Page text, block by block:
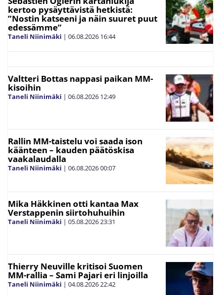
kertoo pysäyttävistä hetkistä:
”Nostin katseeni ja näin suuret puut
edessämme”
Taneli Niinimäki | 06.08.2026 16:44
Valtteri Bottas nappasi paikan MM-
kisoihin
Taneli Niinimäki | 06.08.2026 12:49
Rallin MM-taistelu voi saada ison
käänteen – kauden päätöskisa
vaakalaudalla
Taneli Niinimäki | 06.08.202600:07
Mika Häkkinen otti kantaa Max
Verstappenin siirtohuhuihin
Taneli Niinimäki | 05.08.202623:31
Thierry Neuville kritisoi Suomen
MM-rallia – Sami Pajari eri linjoilla
Taneli Niinimäki | 04.08.202622:42